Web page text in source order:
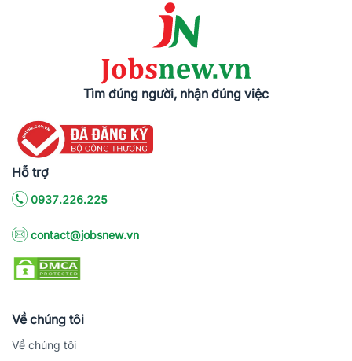
Tìm đúng người, nhận đúng việc
Hỗ trợ
0937.226.225
contact@jobsnew.vn
Về chúng tôi
Về chúng tôi